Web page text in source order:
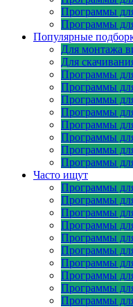
Программы
Программы
Популярные
Для монтажа
Для
Программы
Программы
Программы
Программы
Программы
Программы
Программы
Программы
Часто ищут
Программы
Программы
Программы
Программы
Программы
Программы
Программы
Программы
Программы
Программы